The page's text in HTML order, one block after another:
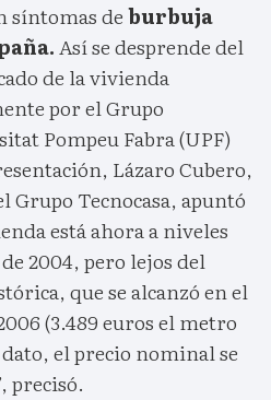
síntomas deburbuja
Así se desprende del
de la vivienda
por el Grupo
Pompeu Fabra (UPF)
Lázaro Cubero,
Tecnocasa, apuntó
está ahora a niveles
2004, pero lejos del
que se alcanzó en el
(3.489 euros el metro
dato, el precio nominal se
precisó.